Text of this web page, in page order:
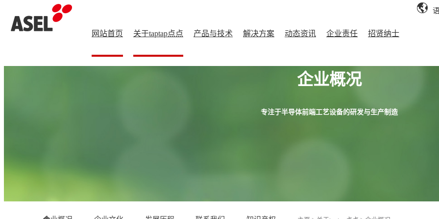
网站首页 关于taptap点点 产品与技术 解决方案 动态资讯 企业责任 招贤纳士
企业概况
专注于半导体前端工艺设备的研发与生产制造